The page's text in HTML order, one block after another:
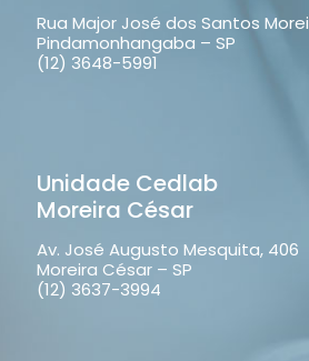
Rua Major José dos Santos
Pindamonhangaba – SP
(12) 3648-5991
Unidade Cedlab
Moreira César
Av. José Augusto Mesquita, 406
Moreira César – SP
(12) 3637-3994